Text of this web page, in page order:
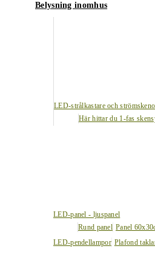
Belysning inomhus
LED-strålkastare och
Här hittar du 1-fas
LED-panel - ljuspanel
Rund panel Panel
LED-pendellampor Plafond